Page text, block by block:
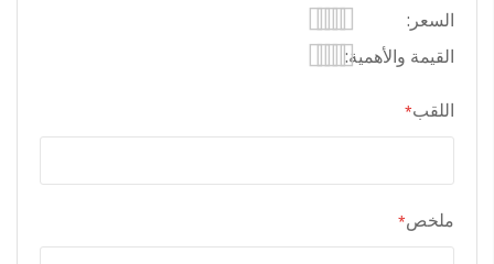
1
star
2
stars
3
stars
4
stars
5
stars
السعر
1
2
3
4
5القيمة والأهمية
اللقب
ملخص